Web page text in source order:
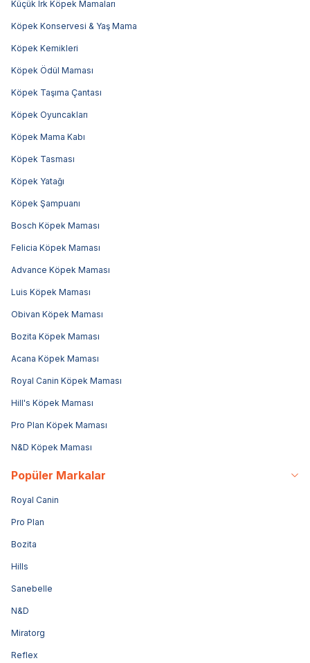
Küçük Irk Köpek Mamaları
Köpek Konservesi & Yaş Mama
Köpek Kemikleri
Köpek Ödül Maması
Köpek Taşıma Çantası
Köpek Oyuncakları
Köpek Mama Kabı
Köpek Tasması
Köpek Yatağı
Köpek Şampuanı
Bosch Köpek Maması
Felicia Köpek Maması
Advance Köpek Maması
Luis Köpek Maması
Obivan Köpek Maması
Bozita Köpek Maması
Acana Köpek Maması
Royal Canin Köpek Maması
Hill's Köpek Maması
Pro Plan Köpek Maması
N&D Köpek Maması
Popüler Markalar
Royal Canin
Pro Plan
Bozita
Hills
Sanebelle
N&D
Miratorg
Reflex